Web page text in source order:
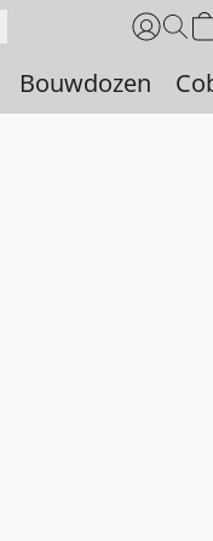
Bouwdozen